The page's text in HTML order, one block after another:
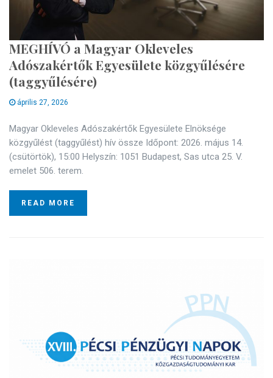
MEGHÍVÓ a Magyar Okleveles
Adószakértők Egyesülete közgyűlésére
(taggyűlésére)
április 27, 2026
Magyar Okleveles Adószakértők Egyesülete Elnöksége
közgyűlést (taggyűlést) hív össze Időpont: 2026. május 14.
(csütörtök), 15:00 Helyszín: 1051 Budapest, Sas utca 25. V.
emelet 506. terem.
READ MORE